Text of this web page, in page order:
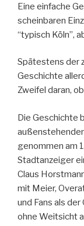
Eine einfache
scheinbaren
“typisch Köln”,
Spätestens der
Geschichte
Zweifel daran,
Die Geschichte
genommen am
Stadtanzeiger
Claus
mit Meier,
und Fans als
ohne Weitsicht